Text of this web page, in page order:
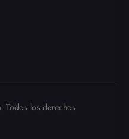
. Todos los derechos